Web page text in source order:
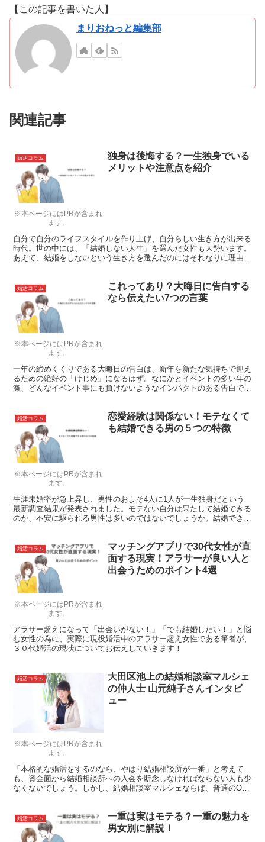
【この記事を書いた人】
まりおねっと編集部
関連記事
※本ページにはPRが含まれ
ます。
婚活コラム
独身は後悔する？一生独身でいる
メリットや注意点を紹介
自分で自分のライフスタイルを作り上げ、自分らしい生き方が出来る
時代。世の中には、「結婚しない人生」を選んだ女性も大勢います。
あえて、結婚をしないという生き方を選んだのにはそれなりに理由が
うか。その真実についてフォーカスしてみたいと思います。
※本ページにはPRが含まれ
ます。
婚活コラム
これってあり？大晦日に告白する
なら伝えたい7つの言葉
一年の締めくくりである大晦日の告白は、新年を新たな気持ちで迎え
るための絶好の「けじめ」になるはず。なにかとイベントの多い年の
瀬、どんなイベント事にも負けないようなインパクトのある告白で、
※本ページにはPRが含まれ
ます。
婚活コラム
恋愛経験は関係ない！モテなくて
も結婚できる男の５つの特徴
生涯未婚率が急上昇し、男性のおよそ4人に1人が一生独身だという
最新調査結果が発表されました。モテない自分は果たして結婚できる
のか、不安に駆られる男性は多いのではないでしょうか。結婚できる
※本ページにはPRが含まれ
ます。
婚活コラム
マッチングアプリで30代女性が直
面する現実！アラサーが良い人と
出会うためのポイント4選
アラサー超えになって「出会いがない！」「でも結婚したい！」と悩
む女性の為に、実際に現役婚活中のアラサー超え女性である筆者が、
３０代婚活の現状についてお伝えしていきます！
※本ページにはPRが含まれ
ます。
婚活コラム
大田区池上の結婚相談室マルシェ
の仲人士 山元純子さんインタビ
ュー
「本格的な婚活をするのなら、やはり結婚相談所が一番」と考えて
も、資金面から結婚相談所への入会を断念しなければならない人も少
なくないでしょう。しかし、結婚相談室マルシェならば、普通のOL
山元さんに詳しい話を伺いました。
婚活コラム
一重は実はモテる？一重の魅力を
男女別に解説！